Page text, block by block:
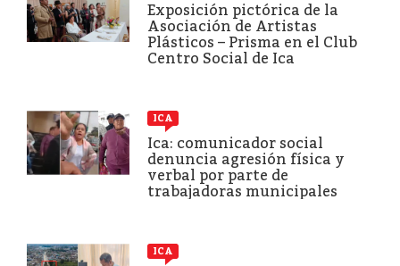
Exposición pictórica de la
Asociación de Artistas
Plásticos – Prisma en el Club
Centro Social de Ica
ICA
Ica: comunicador social
denuncia agresión física y
verbal por parte de
trabajadoras municipales
ICA